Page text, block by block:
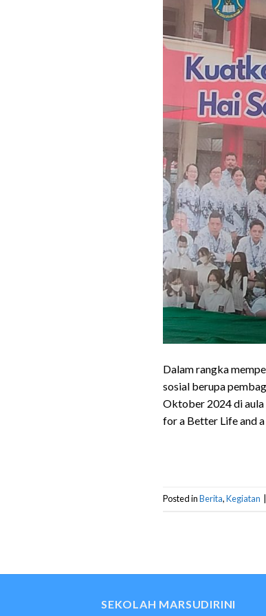
Dalam rangka
sosial berupa
Oktober 2024 di aula
for a Better Life and
Posted inBerita,Kegiatan
SEKOLAH MARSUDIRINI